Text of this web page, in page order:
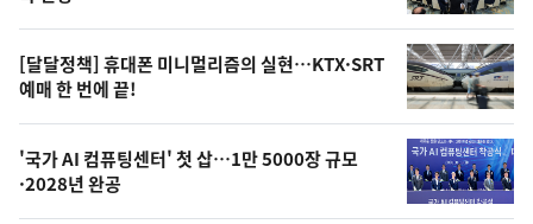
의
영
상
오
늘
[달달정책] 휴대폰 미니멀리즘의 실현…KTX·SRT
예매 한 번에 끝!
'국가 AI 컴퓨팅센터' 첫 삽…1만 5000장 규모
·2028년 완공